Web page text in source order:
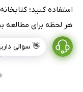
👋 سوالی
استفاده کنید؛
هر لحظه برای مطالعه